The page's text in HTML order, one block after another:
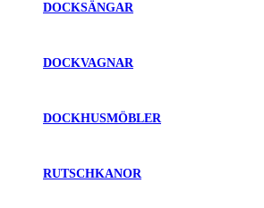
DOCKSÄNGAR
DOCKVAGNAR
DOCKHUSMÖBLER
RUTSCHKANOR